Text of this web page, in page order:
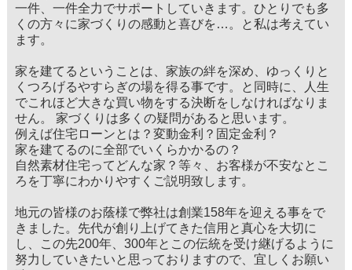
一件、一件全力でサポートしていきます。ひとりでも多
くの方々に家づくりの感動と喜びを…。と私は考えてい
ます。
家を建てるということは、家族の絆を深め、ゆっくりと
くつろげるやすらぎの場を得る事です。と同時に、人生
でこれほど大きな買い物をする決断をしなければなりま
せん。 家づくりは多くの疑問があると思います。
例えば住宅ローンとは？変動金利？固定金利？
家を建てるのに全部でいくらかかるの？
自然素材住宅ってどんな家？等々、お客様が不安なとこ
ろを丁寧にわかりやすくご説明致します。
地元の皆様のお蔭様で弊社は創業158年を迎える事をで
きました。先代が創り上げてきた信用と真心を大切に
し、この先200年、300年とこの伝統を受け継げるように
努力していきたいと思っておりますので、宜しくお願い